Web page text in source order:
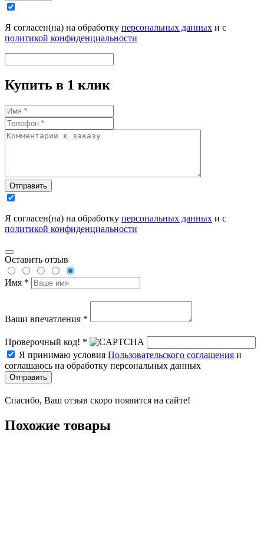
Я согласен(на) на обработку персональных данных и с
политикой конфиденциальности
Купить в 1 клик
Отправить
Я согласен(на) на обработку персональных данных и с
политикой конфиденциальности
Оставить отзыв
Имя *
Ваши впечатления *
Проверочный код! *
Я принимаю условия Пользовательского соглашения и
соглашаюсь на обработку персональных данных
Отправить
Спасибо, Ваш отзыв скоро появится на сайте!
Похожие товары